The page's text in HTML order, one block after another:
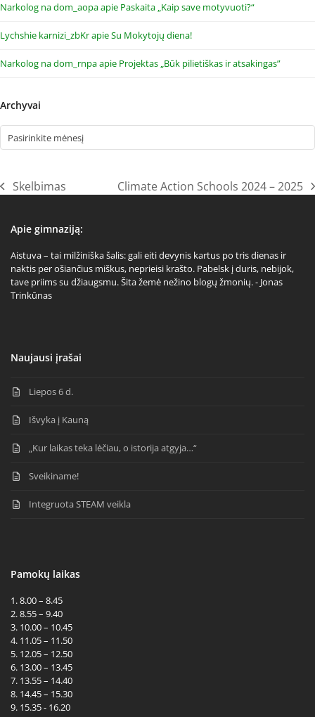
Narkolog na dom_aopaapie Paskaita „Kaip save motyvuoti?“
Lychshie karnizi_zbKrapieSu Mokytojų diena!
Narkolog na dom_rnpaapie Projektas „Būk pilietiškas ir atsakingas”
Archyvai
previous
Skelbimas
next
Climate Action Schools 2024 – 2025
Apie gimnaziją:
Aistuva – tai milžiniška šalis: gali eiti devynis kartus po tris dienas ir
naktis per ošiančius miškus, neprieisi krašto. Pabelsk į duris, nebijok,
tave priims su džiaugsmu. Šita žemė nežino blogų žmonių. - Jonas
Trinkūnas
Naujausi įrašai
Liepos 6 d.
Išvyka į Kauną
„Kur laikas teka lėčiau, o istorija atgyja…“
Sveikiname!
Integruota STEAM veikla
Pamokų laikas
1. 8.00 – 8.45
2. 8.55 – 9.40
3. 10.00 – 10.45
4. 11.05 – 11.50
5. 12.05 – 12.50
6. 13.00 – 13.45
7. 13.55 – 14.40
8. 14.45 – 15.30
9. 15.35 - 16.20